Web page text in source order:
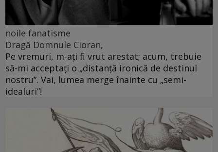
noile fanatisme
Dragă Domnule Cioran,
Pe vremuri, m-ați fi vrut arestat; acum, trebuie
să-mi acceptați o „distanță ironică de destinul
nostru”. Vai, lumea merge înainte cu „semi-
idealuri”!